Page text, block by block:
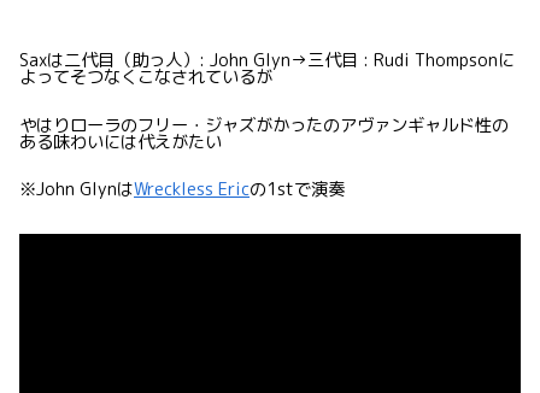
Saxは二代目（助っ人）: John Glyn→三代目 : Rudi Thompsonに
よってそつなくこなされているが
やはりローラのフリー・ジャズがかったのアヴァンギャルド性の
ある味わいには代えがたい
※John GlynはWreckless Ericの1stで演奏